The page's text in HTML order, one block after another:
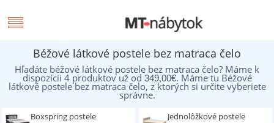
Béžové látkové postele bez matraca čelo
Hľadáte béžové látkové postele bez matraca čelo? Máme k
dispozícii 4 produktov už od 349,00€. Máme tu Béžové
látkové postele bez matraca čelo, z ktorých si určite vyberiete
správne.
Boxspring postele Jednolôžkové postele